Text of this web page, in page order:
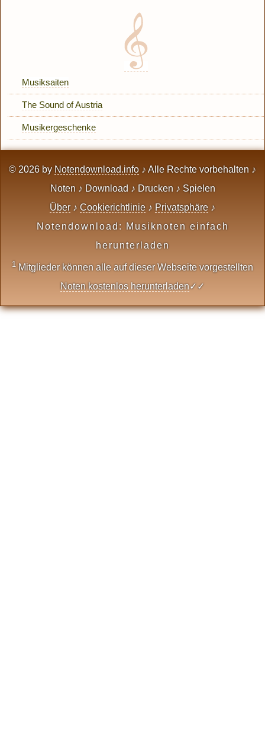
Musiksaiten
The Sound of Austria
Musikergeschenke
© 2026 by Notendownload.info ♪ Alle Rechte vorbehalten ♪
Noten ♪ Download ♪ Drucken ♪ Spielen
Über ♪ Cookierichtlinie ♪ Privatsphäre ♪
Notendownload: Musiknoten einfach
herunterladen
1 Mitglieder können alle auf dieser Webseite vorgestellten
Noten kostenlos herunterladen✓✓